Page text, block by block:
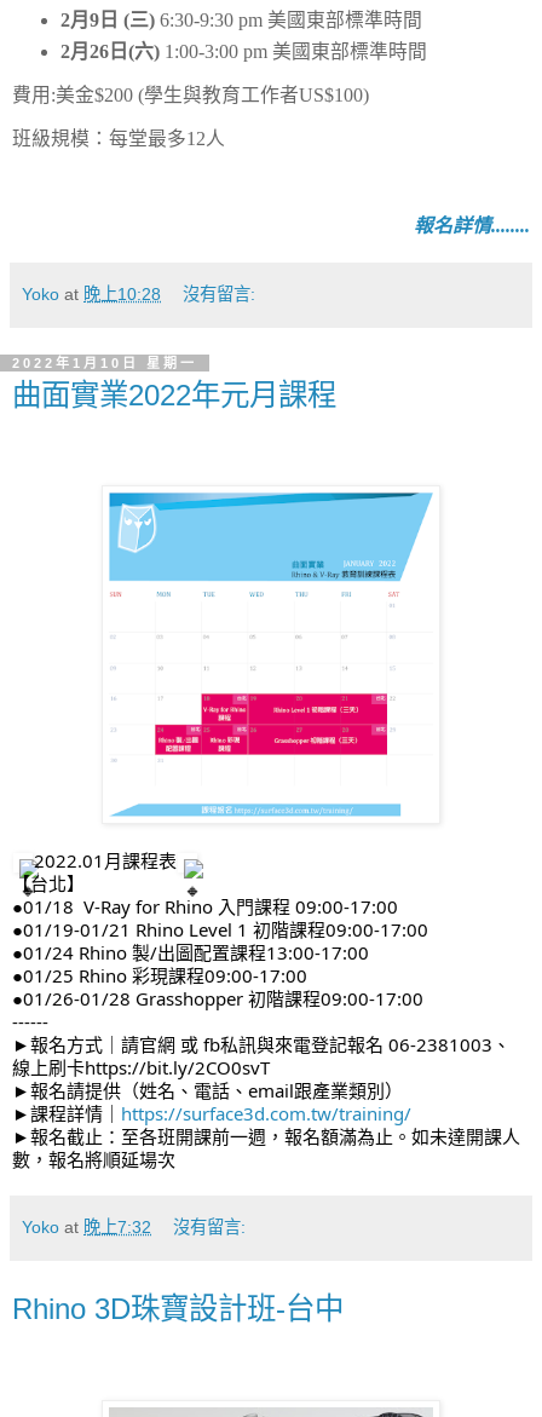
2月9日 (三)6:30-9:30 pm 美國東部標準時間
2月26日(六)1:00-3:00 pm 美國東部標準時間
費用:美金$200 (學生與教育工作者US$100)
班級規模： 每堂最多12人
報名詳情........
Yoko at 晚上10:28 沒有留言:
2022年1月10日 星期一
曲面實業2022年元月課程
2022.01月課程表
【台北】
●01/18  V-Ray for Rhino 入門課程 09:00-17:00
●01/19-01/21 Rhino Level 1 初階課程09:00-17:00
●01/24 Rhino 製/出圖配置課程13:00-17:00
●01/25 Rhino 彩現課程09:00-17:00
●01/26-01/28 Grasshopper 初階課程09:00-17:00
------
►報名方式｜請官網 或 fb私訊與來電登記報名 06-2381003、
線上刷卡https://bit.ly/2CO0svT
►報名請提供（姓名、電話、email跟產業類別）
►課程詳情｜ https://surface3d.com.tw/training/
►報名截止：至各班開課前一週，報名額滿為止。如未達開課人
數，報名將順延場次
Yoko at 晚上7:32 沒有留言:
Rhino 3D珠寶設計班-台中